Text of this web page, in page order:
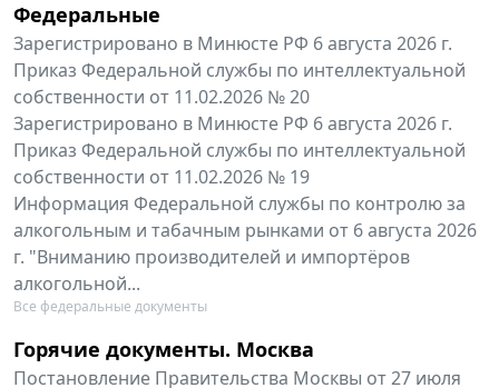
Федеральные
Зарегистрировано в Минюсте РФ 6 августа 2026 г.
Приказ Федеральной службы по интеллектуальной
собственности от 11.02.2026 № 20
Зарегистрировано в Минюсте РФ 6 августа 2026 г.
Приказ Федеральной службы по интеллектуальной
собственности от 11.02.2026 № 19
Информация Федеральной службы по контролю за
алкогольным и табачным рынками от 6 августа 2026
г. "Вниманию производителей и импортёров
алкогольной...
Все федеральные документы
Горячие документы. Москва
Постановление Правительства Москвы от 27 июля